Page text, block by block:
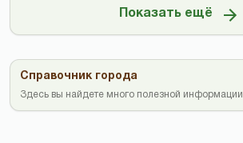
Показать ещё
Справочник города
Здесь вы найдете много полезной информации